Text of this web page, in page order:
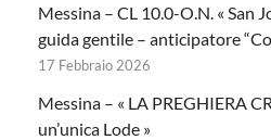
Messina – CL 10.0-O.N. « San
guida gentile – anticipatore
17 Febbraio 2026
Messina – « LA PREGHIERA
un’unica Lode »